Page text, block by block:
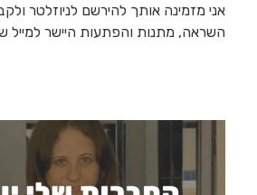
אני מזמינה אותך להירשם לניוזלטר
השראה, מתנות והפתעות היישר למייל